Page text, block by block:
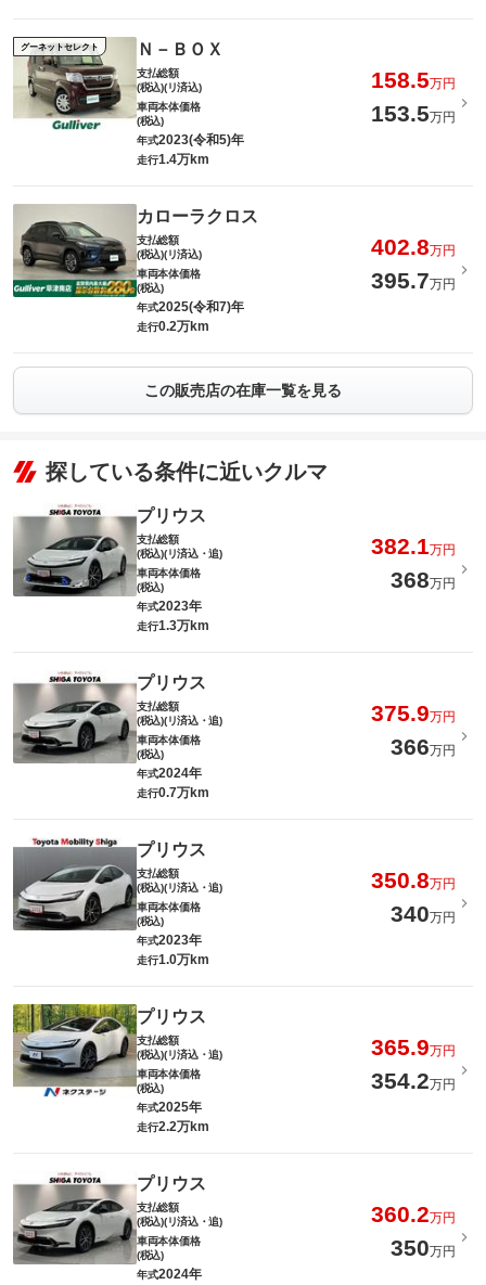
グーネットセレクト Ｎ－ＢＯＸ
支払総額
(税込)(リ済込)
158.5万円
車両本体価格
(税込)
153.5万円
年式2023(令和5)年
走行1.4万km
カローラクロス
支払総額
(税込)(リ済込)
402.8万円
車両本体価格
(税込)
395.7万円
年式2025(令和7)年
走行0.2万km
この販売店の在庫一覧を見る
探している条件に近いクルマ
プリウス
支払総額
(税込)(リ済込・追)
382.1万円
車両本体価格
(税込)
368万円
年式2023年
走行1.3万km
プリウス
支払総額
(税込)(リ済込・追)
375.9万円
車両本体価格
(税込)
366万円
年式2024年
走行0.7万km
プリウス
支払総額
(税込)(リ済込・追)
350.8万円
車両本体価格
(税込)
340万円
年式2023年
走行1.0万km
プリウス
支払総額
(税込)(リ済込・追)
365.9万円
車両本体価格
(税込)
354.2万円
年式2025年
走行2.2万km
プリウス
支払総額
(税込)(リ済込・追)
360.2万円
車両本体価格
(税込)
350万円
年式2024年